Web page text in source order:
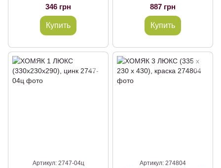
346 грн
Купить
887 грн
Купить
Артикул: 2747-04ц Артикул: 274804